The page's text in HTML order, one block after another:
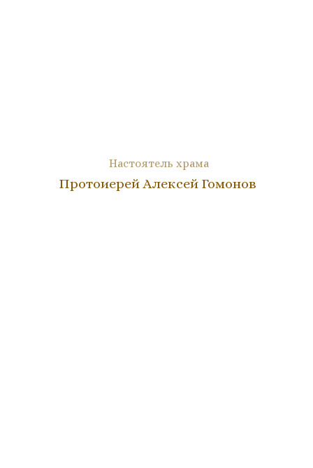
Настоятель храма
Протоиерей Алексей Гомонов